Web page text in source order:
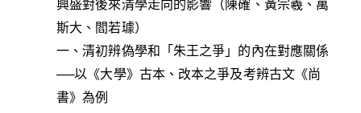
興盛對後來清學走向的影響（陳確、黃宗羲、萬
斯大、閻若璩）
一、清初辨偽學和「朱王之爭」的內在對應關係
──以《大學》古本、改本之爭及考辨古文《尚
書》為例